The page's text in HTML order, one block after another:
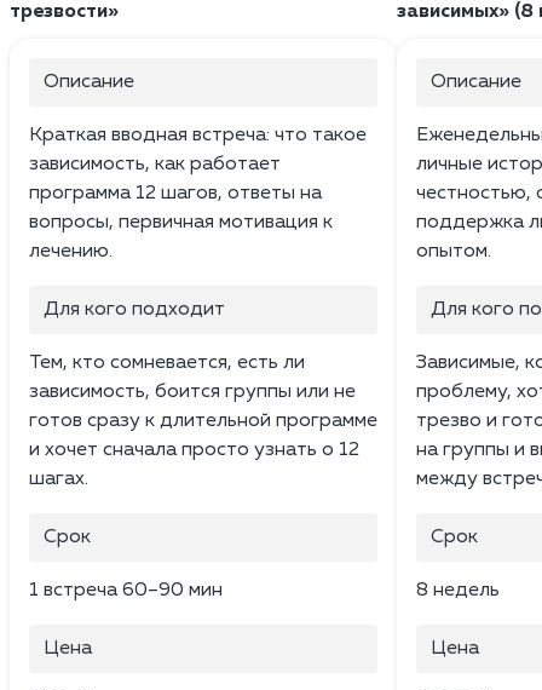
трезвости»
Описание
Краткая вводная встреча: что такое
зависимость, как работает
программа 12 шагов, ответы на
вопросы, первичная мотивация к
лечению.
Для кого подходит
Тем, кто сомневается, есть ли
зависимость, боится группы или не
готов сразу к длительной программе
и хочет сначала просто узнать о 12
шагах.
Срок
1 встреча 60–90 мин
Цена
зависимых» (8
Описание
личные
честностью,
поддержка
опытом.
Для кого
Зависимые,
проблему,
трезво и
на группы и
между
Срок
8 недель
Цена